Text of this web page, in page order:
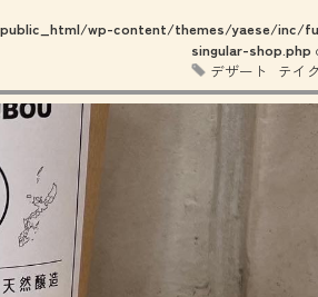
wp-content/themes/yaese/inc/
singular-shop.php
デザート
テイ